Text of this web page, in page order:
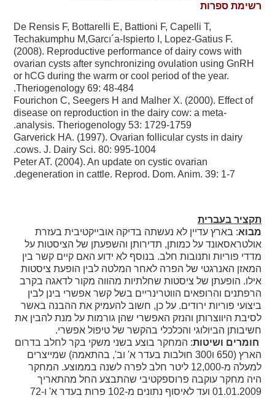
רשימת ספרות
De Rensis F, Bottarelli E, Battioni F, Capelli T,
Techakumphu M,Garcı´a-Ispierto I, Lopez-Gatius F.
(2008). Reproductive performance of dairy cows with
ovarian cysts after synchronizing ovulation using GnRH
or hCG during the warm or cool period of the year.
Theriogenology 69: 48-484.
Fourichon C, Seegers H and Malher X. (2000). Effect of
disease on reproduction in the dairy cow: a meta-
analysis. Theriogenology 53: 1729-1759.
Garverick HA. (1997). Ovarian follicular cysts in dairy
cows. J. Dairy Sci. 80: 995-1004.
Peter AT. (2004). An update on cystic ovarian
degeneration in cattle. Reprod. Dom. Anim. 39: 1-7.
תקציר בעברית
מבוא: בארץ עדיין לא נעשתה בדיקה אובייקטיבית בעזרת
אולטראסאונד על כמותן, תדירותן והשפעתן של הציסטות על
מדדי פוריות ותנובות חלב. בנוסף לא ידוע האם קיים קשר בין
המאזן האנרגטי של הפרה לאחר המלטה לבין הופעת ציסטות
אילו. הופעתן של ציסטות שחלתיות מהווה מקור לדאגה בקרב
הרפתנים והרופאים הווטרינריים בשל קשר אפשרי בינן לבין
ביצועי פוריות ירודים. על כן, חשוב להעמיק את ההבנה באשר
לסיבת היווצרותן והנזק האפשרי שהן גורמות על מנת להבין את
חשיבותן הביולוגי והכלכלי בהקשר של טיפול אפשרי.
חומרים ושיטות: המחקר בוצע בשני משקי בקר לחלב בדרום
הארץ (650 ו300 חולבות בעדר א' וב', בהתאמה) שמייצרים
למעלה מ-12,000 ליטר חלב לפרה לשנה בממוצע. המחקר
היה מחקר עוקבה פרוספקטיבי שהתבצע החל מהתאריך
01.01.2009 ועד לאיסוף נתונים מ-102 פרות בעדר א' ו-72